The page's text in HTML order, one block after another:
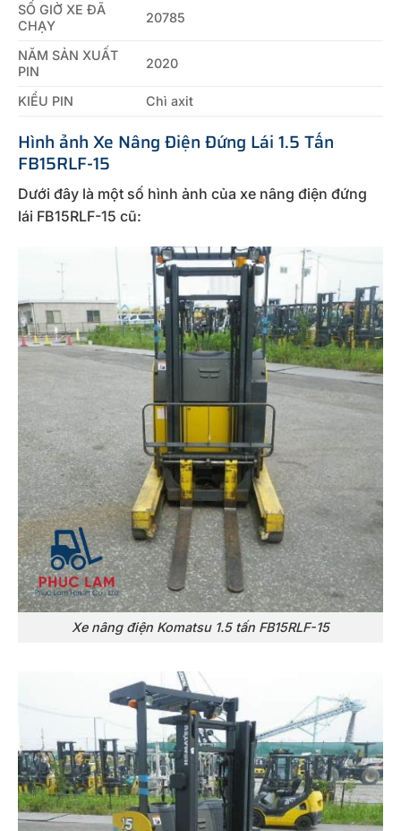
SỐ GIỜ XE ĐÃ
CHẠY
20785
NĂM SẢN XUẤT
PIN
2020
KIỂU PIN Chì axit
Hình ảnh Xe Nâng Điện Đứng Lái 1.5 Tấn
FB15RLF-15
Dưới đây là một số hình ảnh của xe nâng điện đứng
lái FB15RLF-15 cũ:
Xe nâng điện Komatsu 1.5 tấn FB15RLF-15